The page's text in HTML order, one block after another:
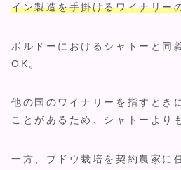
イン製造を手掛けるワイナリー
ボルドーにおけるシャトーと同
OK。
他の国のワイナリーを指すとき
ことがあるため、シャトーより
一方、ブドウ栽培を契約農家に